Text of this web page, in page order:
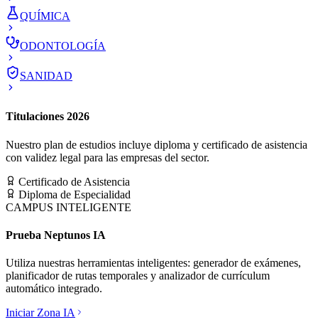
QUÍMICA
ODONTOLOGÍA
SANIDAD
Titulaciones 2026
Nuestro plan de estudios incluye diploma y certificado de asistencia
con validez legal para las empresas del sector.
Certificado de Asistencia
Diploma de Especialidad
CAMPUS INTELIGENTE
Prueba Neptunos IA
Utiliza nuestras herramientas inteligentes: generador de exámenes,
planificador de rutas temporales y analizador de currículum
automático integrado.
Iniciar Zona IA